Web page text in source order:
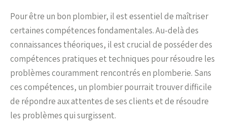
Pour être un bon plombier, il est essentiel de maîtriser
certaines compétences fondamentales. Au-delà des
connaissances théoriques, il est crucial de posséder des
compétences pratiques et techniques pour résoudre les
problèmes couramment rencontrés en plomberie. Sans
ces compétences, un plombier pourrait trouver difficile
de répondre aux attentes de ses clients et de résoudre
les problèmes qui surgissent.